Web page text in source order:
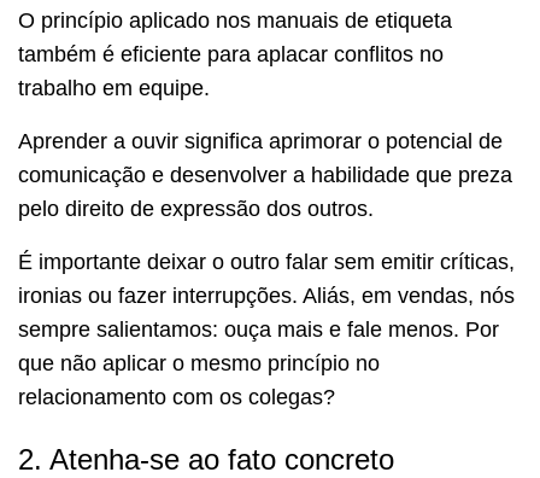
O princípio aplicado nos manuais de etiqueta
também é eficiente para aplacar conflitos no
trabalho em equipe.
Aprender a ouvir significa aprimorar o potencial de
comunicação e desenvolver a habilidade que preza
pelo direito de expressão dos outros.
É importante deixar o outro falar sem emitir críticas,
ironias ou fazer interrupções. Aliás, em vendas, nós
sempre salientamos: ouça mais e fale menos. Por
que não aplicar o mesmo princípio no
relacionamento com os colegas?
2. Atenha-se ao fato concreto